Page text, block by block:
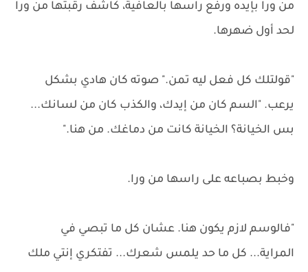
من ورا بإيده ورفع راسها بالعافية، كاشف رقبتها من ورا
لحد أول ضهرها.
"قولتلك كل فعل ليه تمن." صوته كان هادي بشكل
يرعب. "السم كان من إيدك، والكذب كان من لسانك...
بس الخيانة؟ الخيانة كانت من دماغك. من هنا."
وخبط بصباعه على راسها من ورا.
"فالوسم لازم يكون هنا. عشان كل ما تبصي في
المراية... كل ما حد يلمس شعرك... تفتكري إنتي ملك